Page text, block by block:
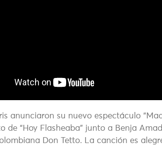
anunciaron su nuevo espectáculo
de “Hoy Flasheaba” junto a Benja
Don Tetto. La canción es